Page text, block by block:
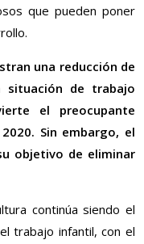
que pueden poner
una reducción de
situación de trabajo
el preocupante
Sin embargo, el
objetivo de eliminar
continúa siendo el
trabajo infantil, con el